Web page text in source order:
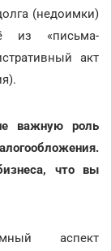
(недоимки)
из «письма-
акт
важную роль
что вы
аспект